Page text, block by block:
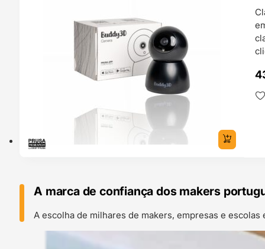
A marca de confiança dos makers
A escolha de milhares de makers, empresas e escolas